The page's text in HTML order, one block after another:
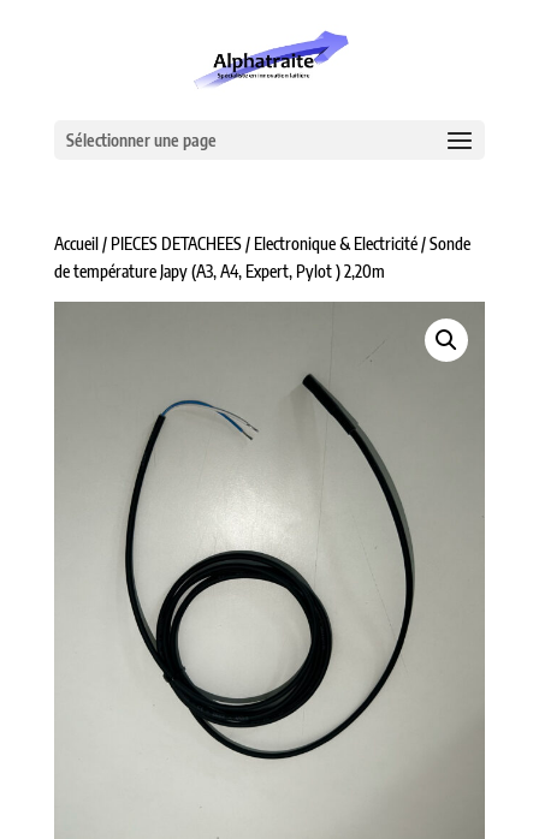
Sélectionner une page
Accueil/ PIECES DETACHEES/ Electronique & Electricité/ Sonde
de température Japy (A3, A4, Expert, Pylot ) 2,20m